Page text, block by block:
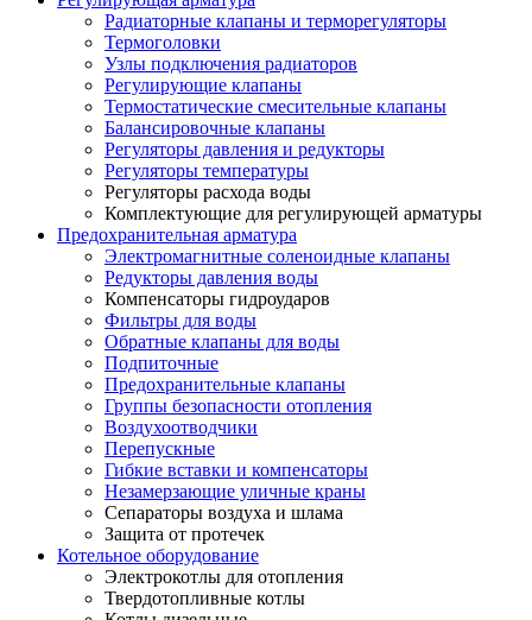
Радиаторные клапаны и терморегуляторы
Термоголовки
Узлы подключения радиаторов
Регулирующие клапаны
Термостатические смесительные клапаны
Балансировочные клапаны
Регуляторы давления и редукторы
Регуляторы температуры
Регуляторы расхода воды
Комплектующие для регулирующей арматуры
Предохранительная арматура
Электромагнитные соленоидные клапаны
Редукторы давления воды
Компенсаторы гидроударов
Фильтры для воды
Обратные клапаны для воды
Подпиточные
Предохранительные клапаны
Группы безопасности отопления
Воздухоотводчики
Перепускные
Гибкие вставки и компенсаторы
Незамерзающие уличные краны
Сепараторы воздуха и шлама
Защита от протечек
Котельное оборудование
Электрокотлы для отопления
Твердотопливные котлы